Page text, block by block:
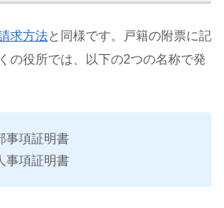
求方法と同様です。戸籍の附票に記
の役所では、以下の2つの名称で発
事項証明書
事項証明書